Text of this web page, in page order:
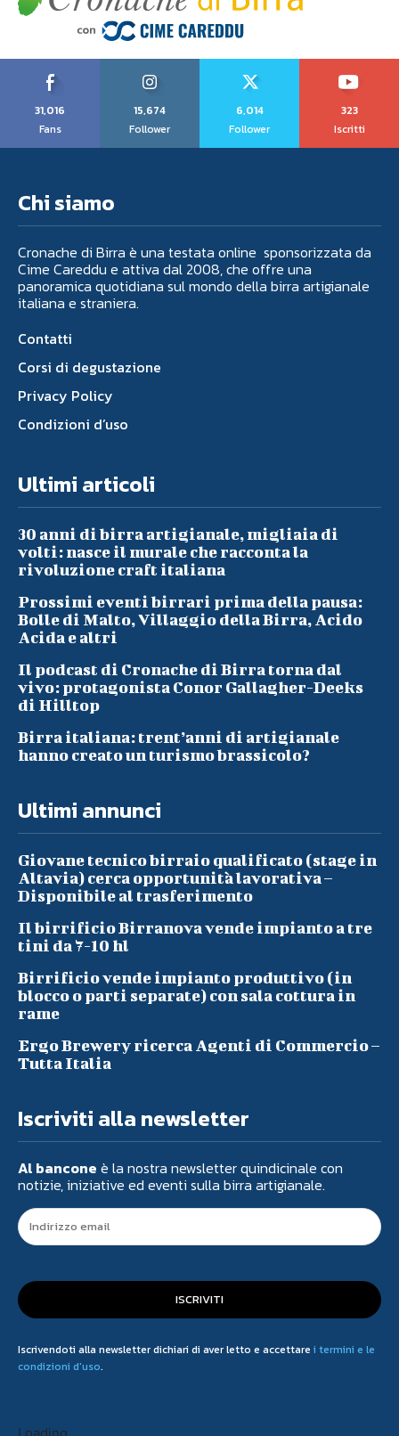
31,016
Fans
15,674
Follower
6,014
Follower
323
Iscritti
Chi siamo
Cronache di Birra è una testata online sponsorizzata da
Cime Careddu e attiva dal 2008, che offre una
panoramica quotidiana sul mondo della birra artigianale
italiana e straniera.
Contatti
Corsi di degustazione
Privacy Policy
Condizioni d’uso
Ultimi articoli
30 anni di birra artigianale, migliaia di
volti: nasce il murale che racconta la
rivoluzione craft italiana
Prossimi eventi birrari prima della pausa:
Bolle di Malto, Villaggio della Birra, Acido
Acida e altri
Il podcast di Cronache di Birra torna dal
vivo: protagonista Conor Gallagher-Deeks
di Hilltop
Birra italiana: trent’anni di artigianale
hanno creato un turismo brassicolo?
Ultimi annunci
Giovane tecnico birraio qualificato (stage in
Altavia) cerca opportunità lavorativa –
Disponibile al trasferimento
Il birrificio Birranova vende impianto a tre
tini da 7-10 hl
Birrificio vende impianto produttivo (in
blocco o parti separate) con sala cottura in
rame
Ergo Brewery ricerca Agenti di Commercio –
Tutta Italia
Iscriviti alla newsletter
Al bancone è la nostra newsletter quindicinale con
notizie, iniziative ed eventi sulla birra artigianale.
ISCRIVITI
Iscrivendoti alla newsletter dichiari di aver letto e accettare i termini e le
condizioni d'uso.